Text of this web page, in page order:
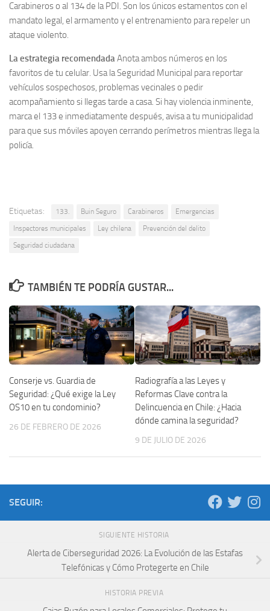
Carabineros o al 134 de la PDI. Son los únicos estamentos con el
mandato legal, el armamento y el entrenamiento para repeler un
ataque violento.
La estrategia recomendadaAnota ambos números en los
favoritos de tu celular. Usa la Seguridad Municipal para reportar
vehículos sospechosos, problemas vecinales o pedir
acompañamiento si llegas tarde a casa. Si hay violencia inminente,
marca el 133 e inmediatamente después, avisa a tu municipalidad
para que sus móviles apoyen cerrando perímetros mientras llega la
policía.
Etiquetas: 133. Buin Seguro Carabineros
Emergencias
Inspectores municipales
Ley chilena
Prevención del delito
Seguridad ciudadana
TAMBIÉN TE PODRÍA GUSTAR...
Conserje vs. Guardia de
Seguridad: ¿Qué exige la Ley
OS10 en tu condominio?
26 DE FEBRERO DE 2026
Radiografía a las Leyes y
Reformas Clave contra la
Delincuencia en Chile: ¿Hacia
dónde camina la seguridad?
9 DE JULIO DE 2026
SEGUIR:
SIGUIENTE HISTORIA
Alerta de Ciberseguridad 2026: La Evolución de las Estafas
Telefónicas y Cómo Protegerte en Chile
HISTORIA PREVIA